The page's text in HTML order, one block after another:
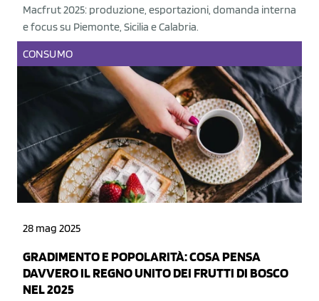
Macfrut 2025: produzione, esportazioni, domanda interna
e focus su Piemonte, Sicilia e Calabria.
CONSUMO
28 mag 2025
GRADIMENTO E POPOLARITÀ: COSA PENSA
DAVVERO IL REGNO UNITO DEI FRUTTI DI BOSCO
NEL 2025